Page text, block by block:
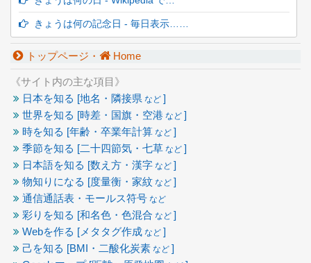
きょうは何の記念日 - 毎日表示……
トップページ・ Home
《サイト内の主な項目》
日本を知る [地名・隣接県 など ]
世界を知る [時差・国旗・空港 など ]
時を知る [年齢・卒業年計算 など ]
季節を知る [二十四節気・七草 など ]
日本語を知る [数え方・漢字 など ]
物知りになる [度量衡・家紋 など ]
通信通話表・モールス符号 など
彩りを知る [和名色・色混合 など ]
Webを作る [メタタグ作成 など ]
己を知る [BMI・二酸化炭素 など ]